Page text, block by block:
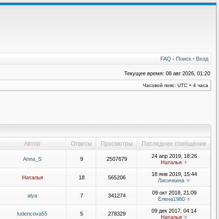
FAQ • Поиск • Вход
Текущее время: 08 авг 2026, 01:20
Часовой пояс: UTC + 4 часа
Автор Ответы Просмотры Последнее сообщение
Anna_S 9 2507679
24 апр 2019, 18:26
Наталья
Наталья 18 565206
18 янв 2019, 15:44
Лисичкина
alya 7 341274
09 окт 2018, 21:09
Елена1980
ludencova55 5 278329
09 дек 2017, 04:14
Наталья